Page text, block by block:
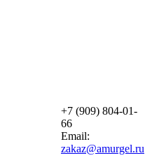
+7 (909) 804-01-
66
Email:
zakaz@amurgel.ru